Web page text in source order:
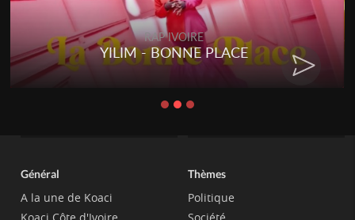
RAP IVOIRE
YILIM - BONNE PLACE
Général
A la une de Koaci
Thèmes
Politique